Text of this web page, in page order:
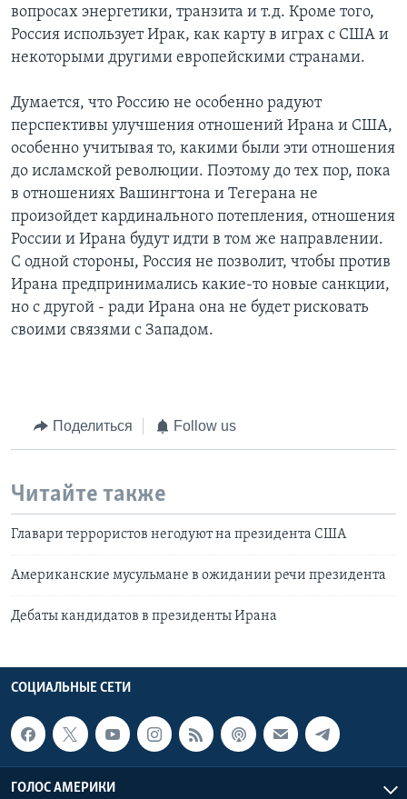
вопросах энергетики, транзита и т.д. Кроме того,
Россия использует Ирак, как карту в играх с США и
некоторыми другими европейскими странами.
Думается, что Россию не особенно радуют
перспективы улучшения отношений Ирана и США,
особенно учитывая то, какими были эти отношения
до исламской революции. Поэтому до тех пор, пока
в отношениях Вашингтона и Тегерана не
произойдет кардинального потепления, отношения
России и Ирана будут идти в том же направлении.
С одной стороны, Россия не позволит, чтобы против
Ирана предпринимались какие-то новые санкции,
но с другой - ради Ирана она не будет рисковать
своими связями с Западом.
Поделиться Follow us
Читайте также
Главари террористов негодуют на президента США
Американские мусульмане в ожидании речи президента
Дебаты кандидатов в президенты Ирана
СОЦИАЛЬНЫЕ СЕТИ
ГОЛОС АМЕРИКИ